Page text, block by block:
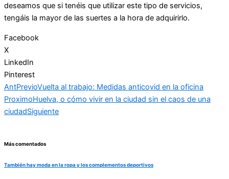
deseamos que si tenéis que utilizar este tipo de servicios,
tengáis la mayor de las suertes a la hora de adquirirlo.
Facebook
X
LinkedIn
Pinterest
AntPrevioVuelta al trabajo: Medidas anticovid en la oficina
ProximoHuelva, o cómo vivir en la ciudad sin el caos de una
ciudadSiguiente
Más comentados
También hay moda en la ropa y los complementos deportivos